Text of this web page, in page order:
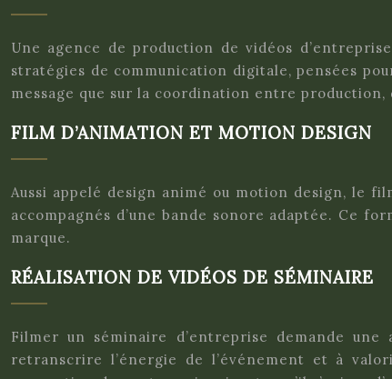
Une agence de production de vidéos
stratégies de communication digitale, pensées
message que sur la coordination entre
FILM D’ANIMATION ET MOTION DESIGN
Aussi appelé design animé ou motion design, le
accompagnés d’une bande sonore adaptée. Ce
marque.
RÉALISATION DE VIDÉOS DE SÉMINAIRE
Filmer un séminaire d’entreprise demande
retranscrire l’énergie de l’événement et à